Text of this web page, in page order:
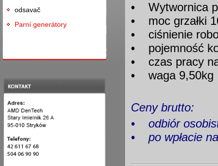
odsavač
Parní generátory
• Wytwornica
• moc grzałki
• ciśnienie
• pojemność
• czas pracy na
• waga 9,50kg
Ceny brutto:
• odbiór
• po wpłacie